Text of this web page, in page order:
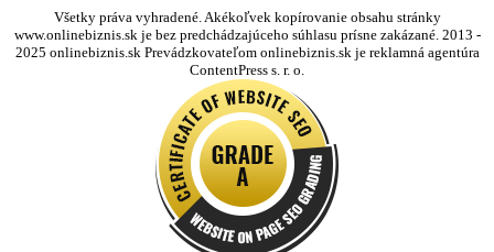
Všetky práva vyhradené. Akékoľvek kopírovanie obsahu stránky
www.onlinebiznis.sk je bez predchádzajúceho súhlasu prísne zakázané. 2013 -
2025 onlinebiznis.sk Prevádzkovateľom onlinebiznis.sk je reklamná agentúra
ContentPress s. r. o.